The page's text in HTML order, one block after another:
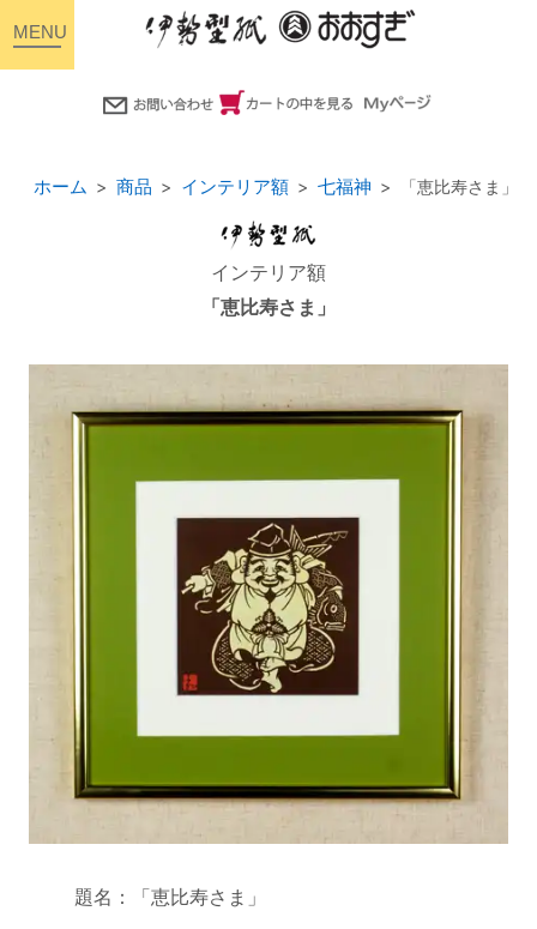
ホーム 商品 インテリア額 七福神 「恵比寿さま」
インテリア額
「恵比寿さま」
題名：「恵比寿さま」
toggle
navigation